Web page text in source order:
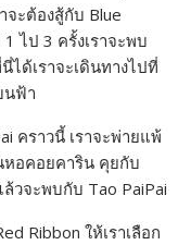
จะต้องสู้กับ Blue
ไป 3 ครั้งเราจะพบ
ได้เราจะเดินทางไปที่
นฟ้า
คราวนี้ เราจะพ่ายแพ้
หอคอยคาริน คุยกับ
วจะพบกับ Tao PaiPai
Ribbon ให้เราเลือก